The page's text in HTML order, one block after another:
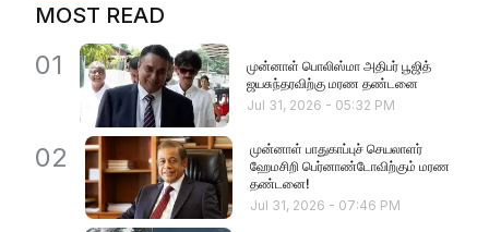
MOST READ
01
முன்னாள் பொலிஸ்மா அதிபர் பூஜித்
ஜயசுந்தரவிற்கு மரண தண்டனை
Jul 31, 2026 - 05:32 PM
02
முன்னாள் பாதுகாப்புச் செயலாளர்
ஹேமசிறி பெர்னாண்டோவிற்கும் மரண
தண்டனை!
Jul 31, 2026 - 07:46 PM